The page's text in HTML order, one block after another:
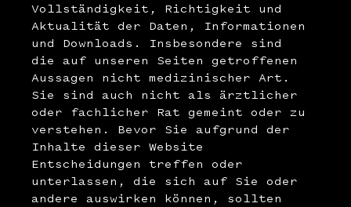
Vollständigkeit, Richtigkeit und
Aktualität der Daten, Informationen
und Downloads. Insbesondere sind
die auf unseren Seiten getroffenen
Aussagen nicht medizinischer Art.
Sie sind auch nicht als ärztlicher
oder fachlicher Rat gemeint oder zu
verstehen. Bevor Sie aufgrund der
Inhalte dieser Website
Entscheidungen treffen oder
unterlassen, die sich auf Sie oder
andere auswirken können, sollten